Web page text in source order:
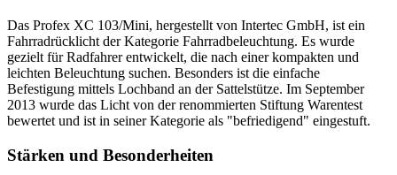
Das Profex XC 103/Mini, hergestellt von Intertec GmbH, ist ein
Fahrradrücklicht der Kategorie Fahrradbeleuchtung. Es wurde
gezielt für Radfahrer entwickelt, die nach einer kompakten und
leichten Beleuchtung suchen. Besonders ist die einfache
Befestigung mittels Lochband an der Sattelstütze. Im September
2013 wurde das Licht von der renommierten Stiftung Warentest
bewertet und ist in seiner Kategorie als "befriedigend" eingestuft.
Stärken und Besonderheiten